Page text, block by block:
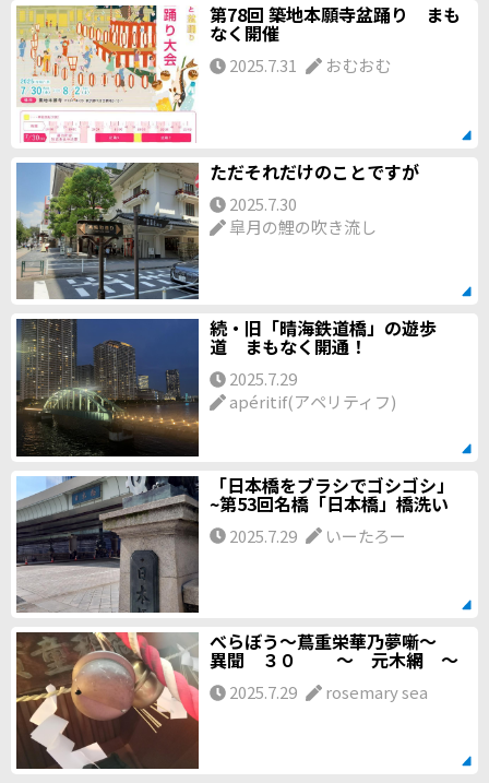
第78回 築地本願寺盆踊り まも
なく開催
2025.7.31 おむおむ
ただそれだけのことですが
2025.7.30
皐月の鯉の吹き流し
続・旧「晴海鉄道橋」の遊歩
道 まもなく開通！
2025.7.29
apéritif(アペリティフ)
「日本橋をブラシでゴシゴシ」
~第53回名橋「日本橋」橋洗い
2025.7.29 いーたろー
べらぼう～蔦重栄華乃夢噺～
異聞 ３０ ～ 元木網 ～
2025.7.29 rosemary sea